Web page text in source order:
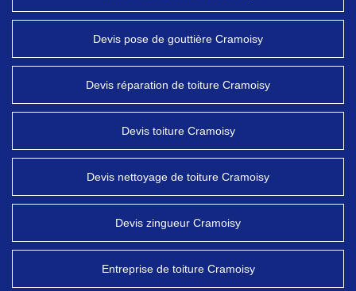
Devis pose de gouttière Cramoisy
Devis réparation de toiture Cramoisy
Devis toiture Cramoisy
Devis nettoyage de toiture Cramoisy
Devis zingueur Cramoisy
Entreprise de toiture Cramoisy